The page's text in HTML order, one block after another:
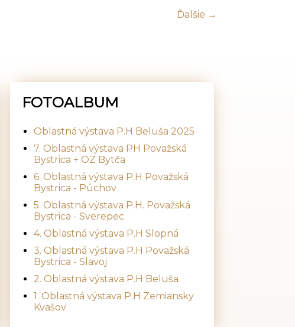
Ďalšie →
FOTOALBUM
Oblastná výstava P.H Beluša 2025
7. Oblastná výstava PH Považská
Bystrica + OZ Bytča
6. Oblastná výstava P.H Považská
Bystrica - Púchov
5. Oblastná výstava P.H. Považská
Bystrica - Sverepec
4. Oblastná výstava P.H Slopná
3. Oblastná výstava P.H Považská
Bystrica - Slavoj
2. Oblastná výstava P.H Beluša
1. Oblastná výstava P.H Zemiansky
Kvašov